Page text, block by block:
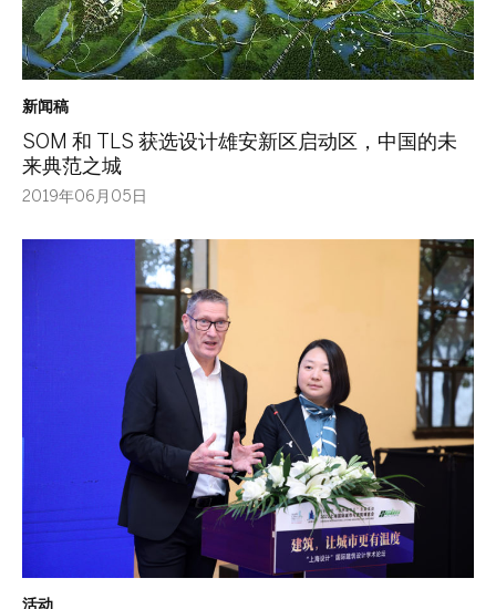
新闻稿
SOM 和 TLS 获选设计雄安新区启动区，中国的未
来典范之城
2019年06月05日
活动